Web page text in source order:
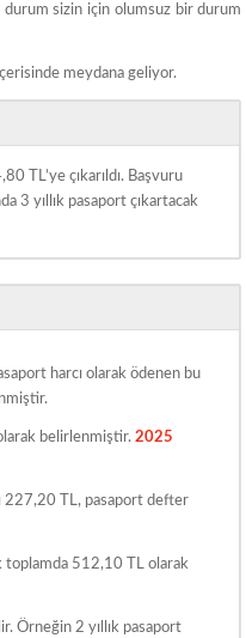
durum sizin için olumsuz bir durum
meydana geliyor.
TL’ye çıkarıldı. Başvuru
3 yıllık pasaport çıkartacak
harcı olarak ödenen bu
belirlenmiştir. 2025
227,20 TL, pasaport defter
toplamda 512,10 TL olarak
Örneğin 2 yıllık pasaport